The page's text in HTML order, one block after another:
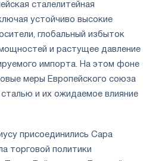
сталелитейная
устойчиво высокие
глобальный избыток
и растущее давление
импорта. На этом фоне
меры Европейского союза
и их ожидаемое влияние
присоединились Сара
торговой политики